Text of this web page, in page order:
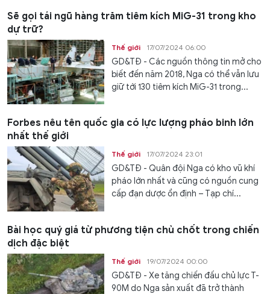
Sẽ gọi tái ngũ hàng trăm tiêm kích MiG-31 trong kho
dự trữ?
Thế giới 17/07/2024 06:00
GD&TĐ - Các nguồn thông tin mở cho
biết đến năm 2018, Nga có thể vẫn lưu
giữ tới 130 tiêm kích MiG-31 trong...
Forbes nêu tên quốc gia có lực lượng pháo binh lớn
nhất thế giới
Thế giới 17/07/2024 23:01
GD&TĐ - Quân đội Nga có kho vũ khí
pháo lớn nhất và cũng có nguồn cung
cấp đạn dược ổn định – Tạp chí...
Bài học quý giá từ phương tiện chủ chốt trong chiến
dịch đặc biệt
Thế giới 19/07/2024 00:00
GD&TĐ - Xe tăng chiến đấu chủ lực T-
90M do Nga sản xuất đã trở thành